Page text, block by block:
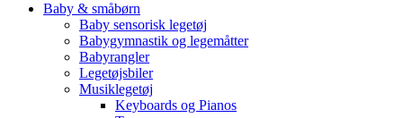
Baby & småbørn
Baby sensorisk legetøj
Babygymnastik og legemåtter
Babyrangler
Legetøjsbiler
Musiklegetøj
Keyboards og Pianos